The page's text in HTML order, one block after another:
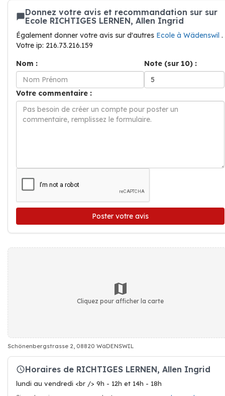
Donnez votre avis et recommandation sur sur
Ecole RICHTIGES LERNEN, Allen Ingrid
Également donner votre avis sur d'autres Ecole à Wädenswil .
Votre ip: 216.73.216.159
Nom :
Note (sur 10) :
Votre commentaire :
Poster votre avis
Cliquez pour afficher la carte
Schönenbergstrasse 2, 08820 WäDENSWIL
Horaires de RICHTIGES LERNEN, Allen Ingrid
lundi au vendredi <br /> 9h - 12h et 14h - 18h